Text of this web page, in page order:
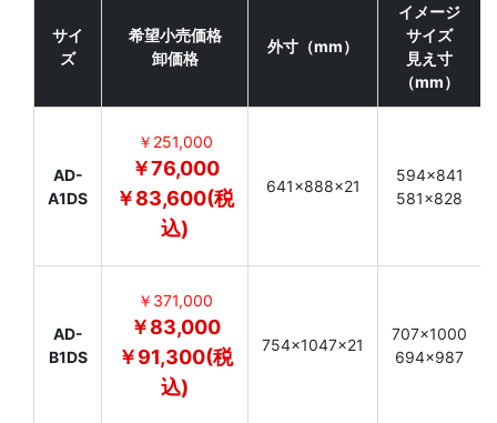
サイ
ズ
希望小売価格
卸価格
外寸（mm）
イメージ
サイズ
見え寸
（mm）
AD-
A1DS
￥251,000
￥76,000
￥83,600(税
込)
641×888×21
594×841
581×828
AD-
B1DS
￥371,000
￥83,000
￥91,300(税
込)
754×1047×21
707×1000
694×987